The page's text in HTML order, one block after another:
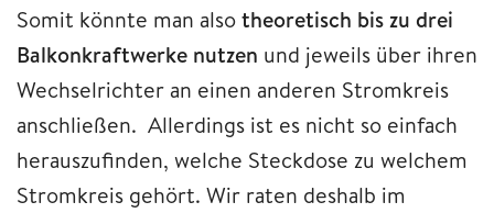
Somit könnte man alsotheoretisch bis zu drei
Balkonkraftwerke nutzen und jeweils über ihren
Wechselrichter an einen anderen Stromkreis
anschließen. Allerdings ist es nicht so einfach
herauszufinden, welche Steckdose zu welchem
Stromkreis gehört. Wir raten deshalb im